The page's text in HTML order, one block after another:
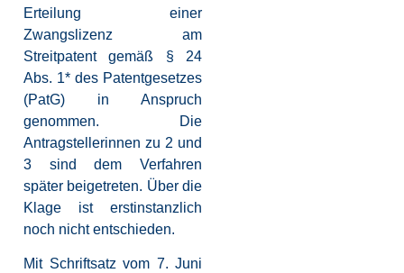
Erteilung einer
Zwangslizenz am
Streitpatent gemäß § 24
Abs. 1* des Patentgesetzes
(PatG) in Anspruch
genommen. Die
Antragstellerinnen zu 2 und
3 sind dem Verfahren
später beigetreten. Über die
Klage ist erstinstanzlich
noch nicht entschieden.
Mit Schriftsatz vom 7. Juni